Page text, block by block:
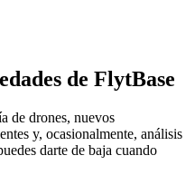
de FlytBase
de drones, nuevos
y, ocasionalmente, análisis
darte de baja cuando